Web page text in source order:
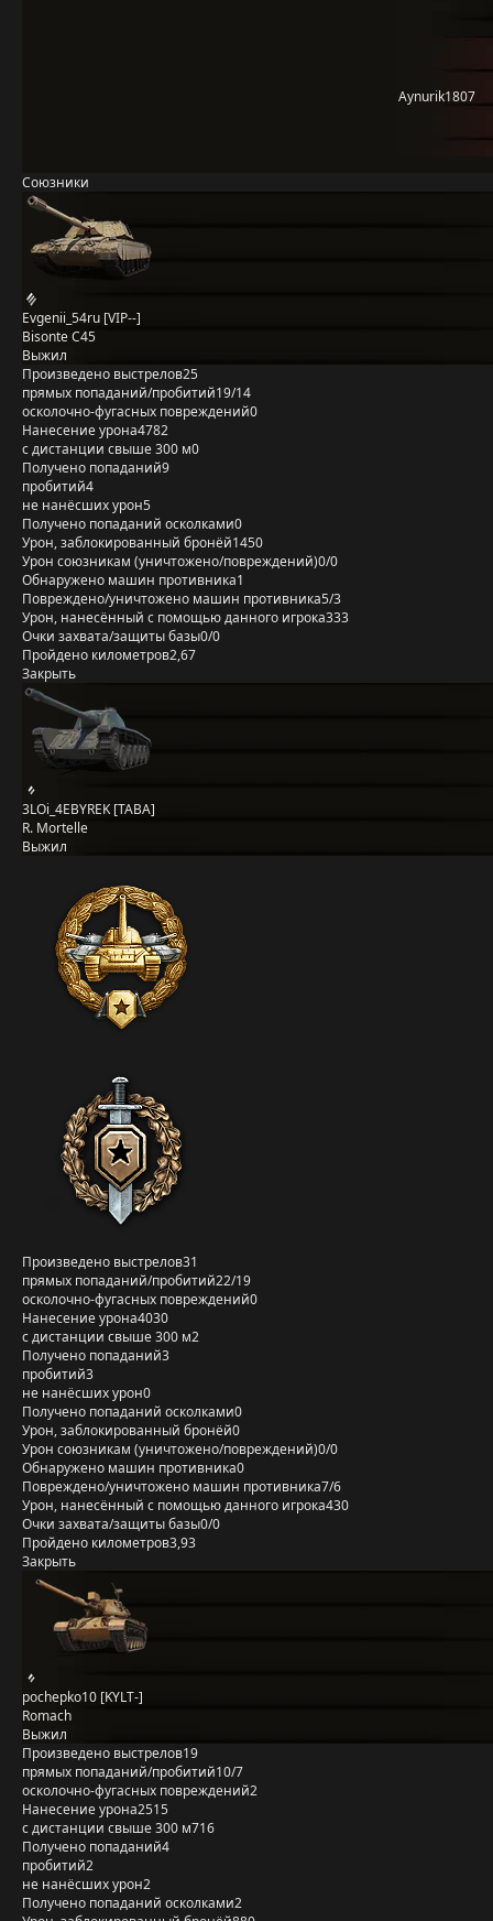
Aynurik1807
Союзники
Evgenii_54ru [VIP--]
Bisonte C45
Выжил
Произведено выстрелов25
прямых попаданий/пробитий19/14
осколочно-фугасных повреждений0
Нанесение урона4782
с дистанции свыше 300 м0
Получено попаданий9
пробитий4
не нанёсших урон5
Получено попаданий осколками0
Урон, заблокированный бронёй1450
Урон союзникам (уничтожено/повреждений)0/0
Обнаружено машин противника1
Повреждено/уничтожено машин противника5/3
Урон, нанесённый с помощью данного игрока333
Очки захвата/защиты базы0/0
Пройдено километров2,67
Закрыть
3LOi_4EBYREK [TABA]
R. Mortelle
Выжил
Произведено выстрелов31
прямых попаданий/пробитий22/19
осколочно-фугасных повреждений0
Нанесение урона4030
с дистанции свыше 300 м2
Получено попаданий3
пробитий3
не нанёсших урон0
Получено попаданий осколками0
Урон, заблокированный бронёй0
Урон союзникам (уничтожено/повреждений)0/0
Обнаружено машин противника0
Повреждено/уничтожено машин противника7/6
Урон, нанесённый с помощью данного игрока430
Очки захвата/защиты базы0/0
Пройдено километров3,93
Закрыть
pochepko10 [KYLT-]
Romach
Выжил
Произведено выстрелов19
прямых попаданий/пробитий10/7
осколочно-фугасных повреждений2
Нанесение урона2515
с дистанции свыше 300 м716
Получено попаданий4
пробитий2
не нанёсших урон2
Получено попаданий осколками2